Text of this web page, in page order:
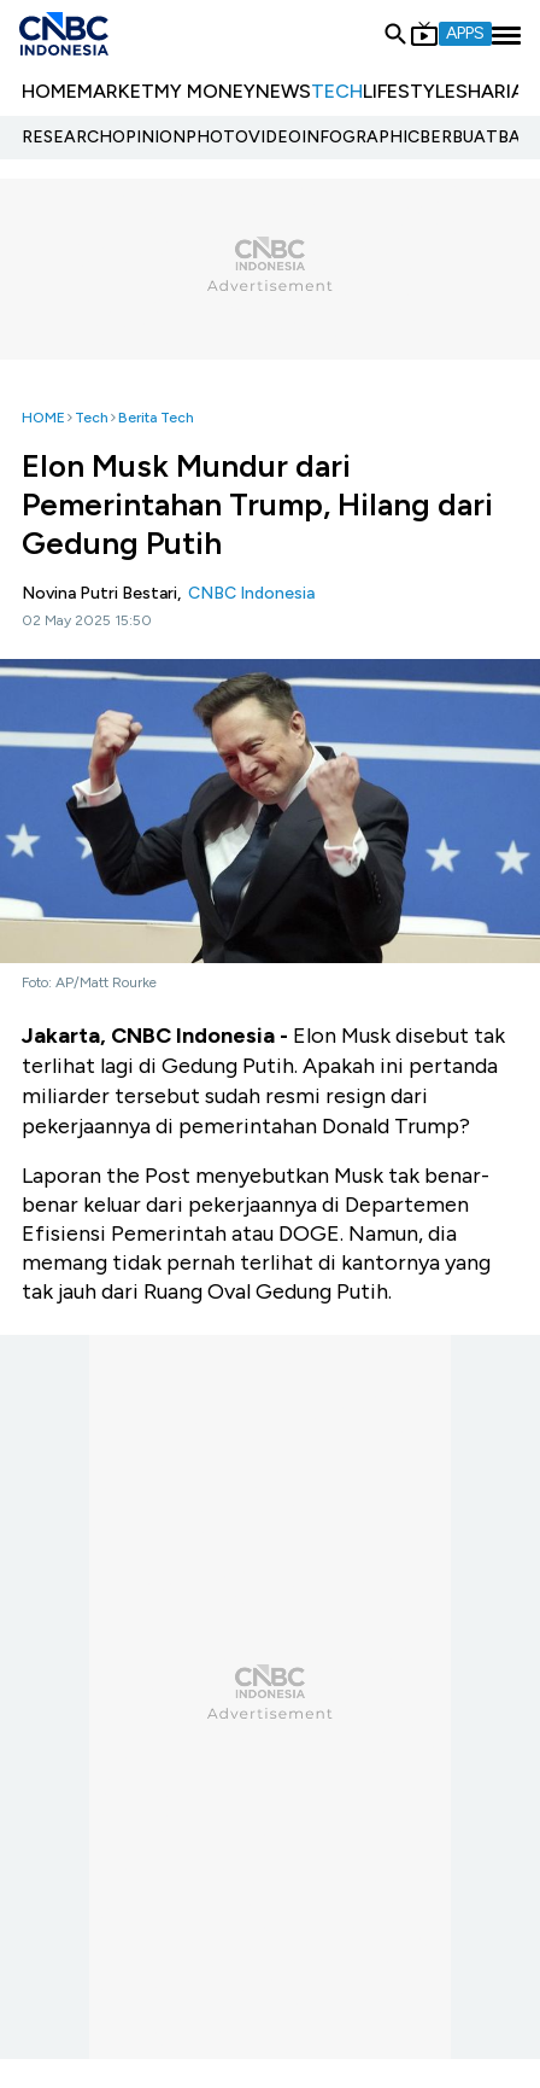
APPS
HOMEMARKETMY MONEYNEWSTECHLIFESTYLESHARIA
RESEARCHOPINIONPHOTOVIDEOINFOGRAPHIC
HOME Tech Berita Tech
Elon Musk Mundur dari
Pemerintahan Trump, Hilang dari
Gedung Putih
Novina Putri Bestari, CNBC Indonesia
02 May 2025 15:50
Foto: AP/Matt Rourke
Jakarta, CNBC Indonesia - Elon Musk disebut tak
terlihat lagi di Gedung Putih. Apakah ini pertanda
miliarder tersebut sudah resmi resign dari
pekerjaannya di pemerintahan Donald Trump?
Laporan the Post menyebutkan Musk tak benar-
benar keluar dari pekerjaannya di Departemen
Efisiensi Pemerintah atau DOGE. Namun, dia
memang tidak pernah terlihat di kantornya yang
tak jauh dari Ruang Oval Gedung Putih.